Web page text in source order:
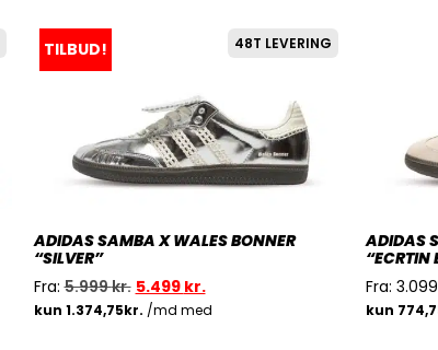
TILBUD! 48T LEVERING
ADIDAS SAMBA X WALES BONNER
“SILVER”
Fra:5.999kr. 5.499 kr.
ADIDAS
“ECRTIN
Fra: 3.099